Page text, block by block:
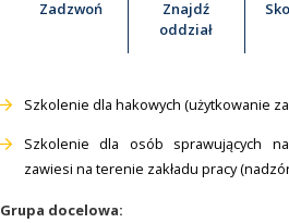
Zadzwoń
Znajdź
oddział
Szkolenie dla hakowych (użytkowanie
Szkolenie dla osób sprawujących
zawiesi na terenie zakładu pracy
Grupa docelowa: